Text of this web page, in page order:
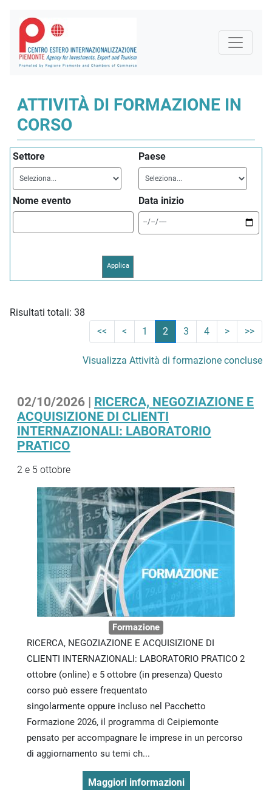
ATTIVITÀ DI FORMAZIONE IN
CORSO
Settore Paese
Nome evento Data inizio
Risultati totali: 38
<<
< 1 2 3 4 > >>
Visualizza Attività di formazione concluse
02/10/2026 | RICERCA, NEGOZIAZIONE E
ACQUISIZIONE DI CLIENTI
INTERNAZIONALI: LABORATORIO
PRATICO
2 e 5 ottobre
Formazione
RICERCA, NEGOZIAZIONE E ACQUISIZIONE DI
CLIENTI INTERNAZIONALI: LABORATORIO PRATICO 2
ottobre (online) e 5 ottobre (in presenza) Questo
corso può essere frequentato
singolarmente oppure incluso nel Pacchetto
Formazione 2026, il programma di Ceipiemonte
pensato per accompagnare le imprese in un percorso
di aggiornamento su temi ch...
Maggiori informazioni